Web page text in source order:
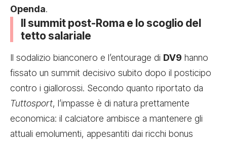
Openda.
Il summit post-Roma e lo scoglio del
tetto salariale
Il sodalizio bianconero e l’entourage di DV9 hanno
fissato un summit decisivo subito dopo il posticipo
contro i giallorossi. Secondo quanto riportato da
Tuttosport, l’impasse è di natura prettamente
economica: il calciatore ambisce a mantenere gli
attuali emolumenti, appesantiti dai ricchi bonus